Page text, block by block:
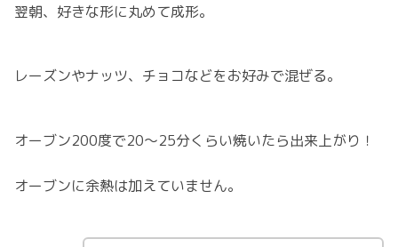
翌朝、好きな形に丸めて成形。
レーズンやナッツ、チョコなどをお好みで混ぜる。
オーブン200度で20～25分くらい焼いたら出来上がり！
オーブンに余熱は加えていません。